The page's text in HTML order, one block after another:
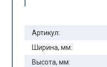
Артикул:
Ширина, мм:
Высота, мм: